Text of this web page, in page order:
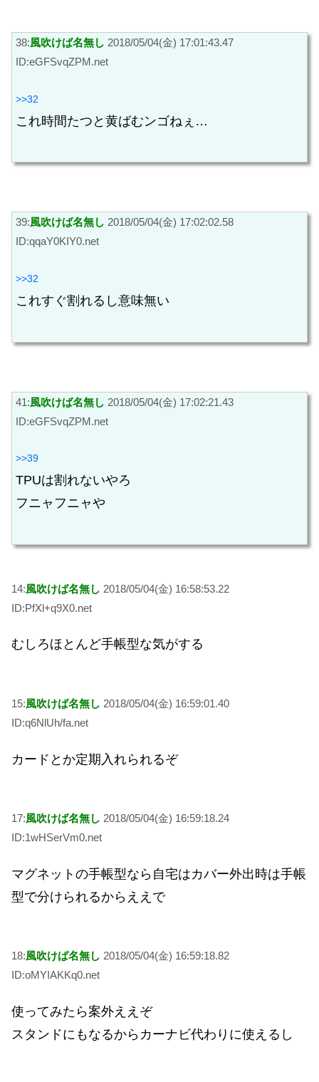
38:風吹けば名無し 2018/05/04(金) 17:01:43.47
ID:eGFSvqZPM.net
>>32
これ時間たつと黄ばむンゴねぇ…
39:風吹けば名無し 2018/05/04(金) 17:02:02.58
ID:qqaY0KIY0.net
>>32
これすぐ割れるし意味無い
41:風吹けば名無し 2018/05/04(金) 17:02:21.43
ID:eGFSvqZPM.net
>>39
TPUは割れないやろ
フニャフニャや
14:風吹けば名無し 2018/05/04(金) 16:58:53.22
ID:PfXl+q9X0.net
むしろほとんど手帳型な気がする
15:風吹けば名無し 2018/05/04(金) 16:59:01.40
ID:q6NlUh/fa.net
カードとか定期入れられるぞ
17:風吹けば名無し 2018/05/04(金) 16:59:18.24
ID:1wHSerVm0.net
マグネットの手帳型なら自宅はカバー外出時は手帳
型で分けられるからええで
18:風吹けば名無し 2018/05/04(金) 16:59:18.82
ID:oMYIAKKq0.net
使ってみたら案外ええぞ
スタンドにもなるからカーナビ代わりに使えるし